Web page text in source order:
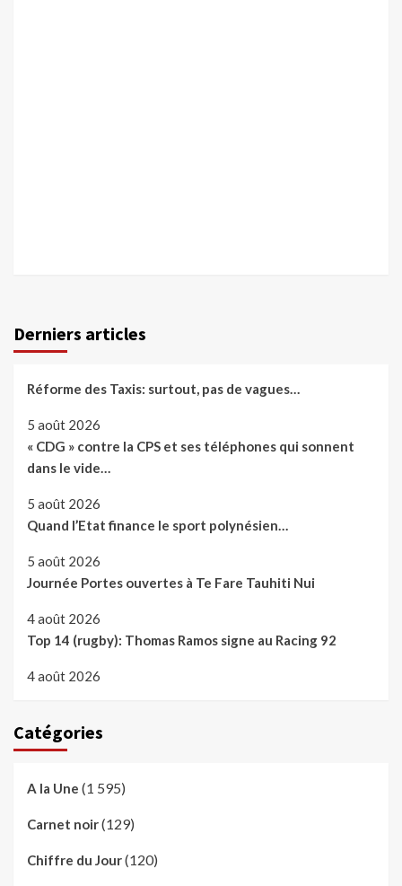
Derniers articles
Réforme des Taxis: surtout, pas de vagues…
5 août 2026
« CDG » contre la CPS et ses téléphones qui sonnent
dans le vide…
5 août 2026
Quand l’Etat finance le sport polynésien…
5 août 2026
Journée Portes ouvertes à Te Fare Tauhiti Nui
4 août 2026
Top 14 (rugby): Thomas Ramos signe au Racing 92
4 août 2026
Catégories
A la Une (1 595)
Carnet noir(129)
Chiffre du Jour(120)